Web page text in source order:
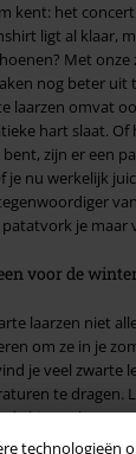
technologieën
kent: het
ligt al klaar,
Met onze
nog beter uit
laarzen omvat
hart slaat.
zijn er een
nu werkelijk
je maar
voor de
laarzen niet
om ze in je
je veel zwarte
te dragen.
binnenkant